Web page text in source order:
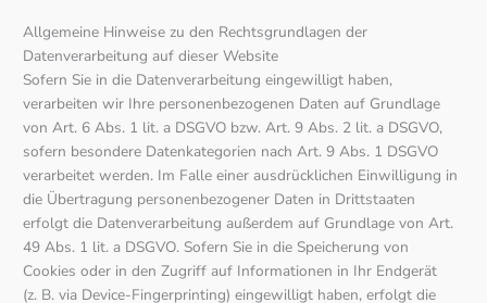
Allgemeine Hinweise zu den Rechtsgrundlagen der
Datenverarbeitung auf dieser Website
Sofern Sie in die Datenverarbeitung eingewilligt haben,
verarbeiten wir Ihre personenbezogenen Daten auf Grundlage
von Art. 6 Abs. 1 lit. a DSGVO bzw. Art. 9 Abs. 2 lit. a DSGVO,
sofern besondere Datenkategorien nach Art. 9 Abs. 1 DSGVO
verarbeitet werden. Im Falle einer ausdrücklichen Einwilligung in
die Übertragung personenbezogener Daten in Drittstaaten
erfolgt die Datenverarbeitung außerdem auf Grundlage von Art.
49 Abs. 1 lit. a DSGVO. Sofern Sie in die Speicherung von
Cookies oder in den Zugriff auf Informationen in Ihr Endgerät
(z. B. via Device-Fingerprinting) eingewilligt haben, erfolgt die